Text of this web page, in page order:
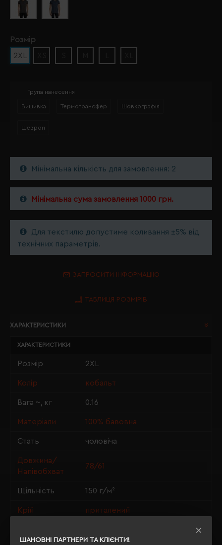
ШАНОВНІ ПАРТНЕРИ ТА КЛІЄНТИ!
Розмір
2XL
Група нанесення
Вишивка Термотрансфер Шовкографія
Шеврон
Мінімальна кількість для замовлення: 2
Мінімальна сума замовлення 1000 грн.
Для текстилю допустиме коливання ±5% від
технічних параметрів.
ЗАПРОСИТИ ІНФОРМАЦІЮ
ТАБЛИЦЯ РОЗМІРІВ
ХАРАКТЕРИСТИКИ
ХАРАКТЕРИСТИКИ
Розмір 2XL
Колір кобальт
Вага ~, кг 0.16
Матеріали 100% бавовна
Стать чоловіча
Довжина/
Напівобхват
78/61
Щільність 150 г/м²
Крій приталений
OEKO-TEX® Standard 100, PETA-
Approved Vegan